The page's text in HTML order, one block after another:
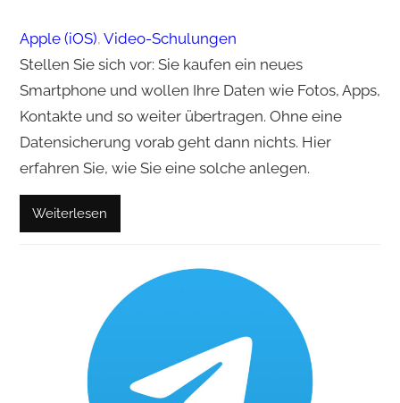
Apple (iOS), Video-Schulungen
Stellen Sie sich vor: Sie kaufen ein neues
Smartphone und wollen Ihre Daten wie Fotos, Apps,
Kontakte und so weiter übertragen. Ohne eine
Datensicherung vorab geht dann nichts. Hier
erfahren Sie, wie Sie eine solche anlegen.
Weiterlesen